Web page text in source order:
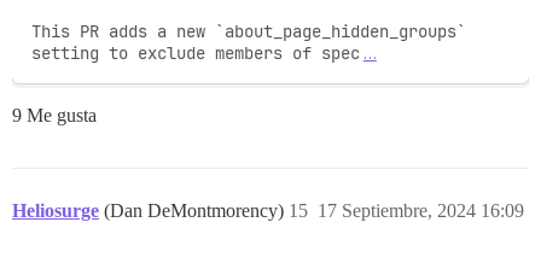
This PR adds a new `about_page_hidden_groups`
setting to exclude members of spec …
9 Me gusta
Heliosurge (Dan DeMontmorency) 17 Septiembre, 2024 16:09
15